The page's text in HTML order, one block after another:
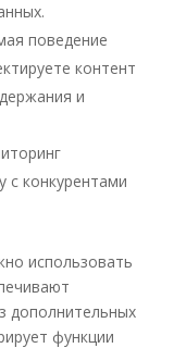
поведение
контент
и
с конкурентами
использовать
дополнительных
функции